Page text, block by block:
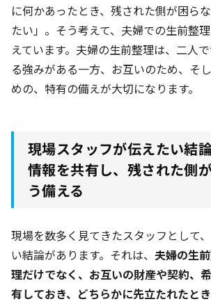
に何かあったとき、残された側が困ら
たい」。そう考えて、夫婦での生前整
えています。夫婦の生前整理は、二人
る強みがある一方、お互いのため、そ
めの、特有の備えが大切になります。
現場スタッフが伝えたい結
情報を共有し、残された側
う備える
現場を数多く見てきたスタッフとして
い結論があります。それは、 夫婦の生
理だけでなく、お互いの財産や契約、
有しておき、どちらかに先立たれたと